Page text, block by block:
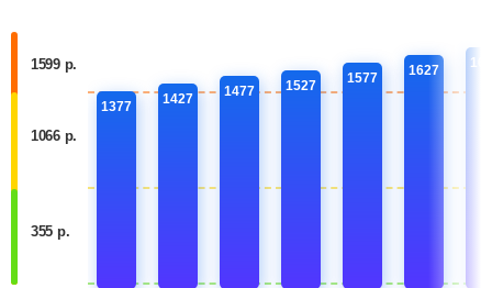
1599 р.
1066 р.
355 р.
1377
1427
1477 1527
1577
1627